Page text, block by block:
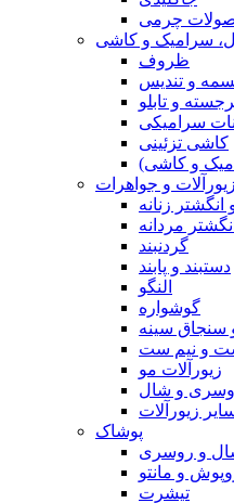
چرمی
سرامیک و کاشی
ظروف
و تندیس
و تابلو
سرامیکی
کاشی تزئینی
و کاشی)
زیورآلات و جواهرات
انگشتر زنانه
مردانه
گردنبند
دستبند و پابند
النگو
گوشواره
سنجاق سینه
و نیم ست
زیورآلات مو
و شال
زیورآلات
پوشاک
و روسری
و مانتو
تیشرت